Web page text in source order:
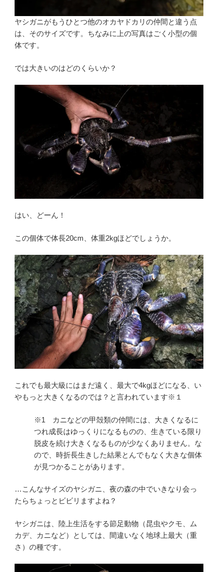
ヤシガニがもうひとつ他のオカヤドカリの仲間と違う点
は、そのサイズです。ちなみに上の写真はごく小型の個
体です。
では大きいのはどのくらいか？
はい、どーん！
この個体で体長20cm、体重2kgほどでしょうか。
これでも最大級にはまだ遠く、最大で4kgほどになる、い
やもっと大きくなるのでは？と言われています※１
※1 カニなどの甲殻類の仲間には、大きくなるに
つれ成長はゆっくりになるものの、生きている限り
脱皮を続け大きくなるものが少なくありません。な
ので、時折長生きした結果とんでもなく大きな個体
が見つかることがあります。
…こんなサイズのヤシガニ、夜の森の中でいきなり会っ
たらちょっとビビリますよね？
ヤシガニは、陸上生活をする節足動物（昆虫やクモ、ム
カデ、カニなど）としては、間違いなく地球上最大（重
さ）の種です。